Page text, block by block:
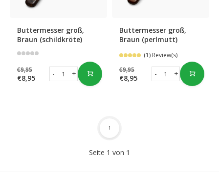
Buttermesser groß,
Braun (schildkröte)
€9,95
€8,95 +
-
Buttermesser groß,
Braun (perlmutt)
(1) Review(s)
€9,95
€8,95 +
-
Seite 1 von 1
1